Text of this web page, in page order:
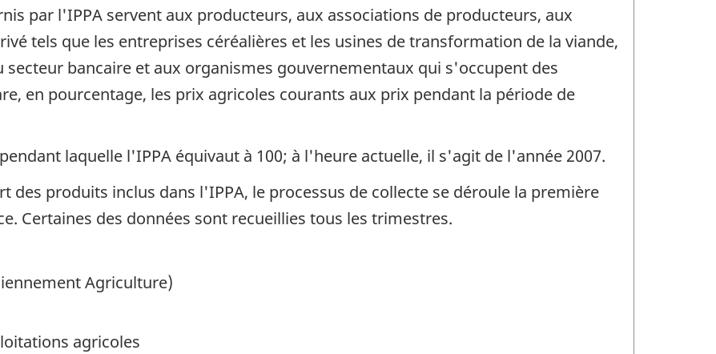
par l'IPPA servent aux producteurs, aux associations de producteurs, aux
tels que les entreprises céréalières et les usines de transformation de la viande,
bancaire et aux organismes gouvernementaux qui s'occupent des
en pourcentage, les prix agricoles courants aux prix pendant la période de
laquelle l'IPPA équivaut à 100; à l'heure actuelle, il s'agit de l'année 2007.
des produits inclus dans l'IPPA, le processus de collecte se déroule la première
Certaines des données sont recueillies tous les trimestres.
Agriculture)
agricoles